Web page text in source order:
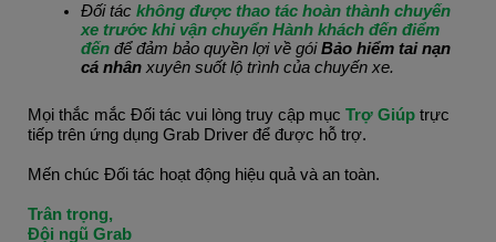
Đối tác không được thao tác hoàn thành chuyến
xe trước khi vận chuyển Hành khách đến điểm
đến để đảm bảo quyền lợi về gói Bảo hiểm tai nạn
cá nhân xuyên suốt lộ trình của chuyến xe.
Mọi thắc mắc Đối tác vui lòng truy cập mục Trợ Giúp trực
tiếp trên ứng dụng Grab Driver để được hỗ trợ.
Mến chúc Đối tác hoạt động hiệu quả và an toàn.
Trân trọng,
Đội ngũ Grab